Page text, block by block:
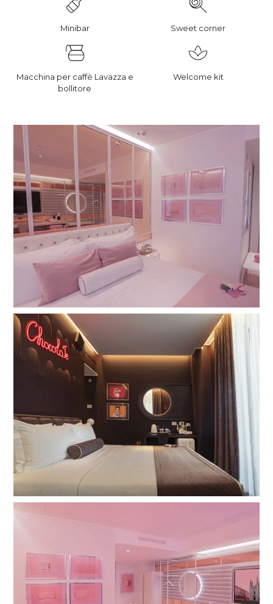
Minibar Sweet corner
Macchina per caffè Lavazza e
bollitore
Welcome kit